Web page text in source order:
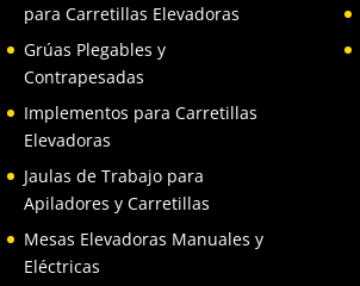
para Carretillas Elevadoras
Grúas Plegables y
Contrapesadas
Implementos para Carretillas
Elevadoras
Jaulas de Trabajo para
Apiladores y Carretillas
Mesas Elevadoras Manuales y
Eléctricas